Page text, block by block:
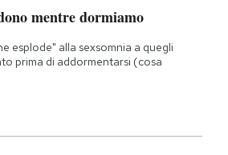
mentre dormiamo
esplode" alla sexsomnia a quegli
prima di addormentarsi (cosa